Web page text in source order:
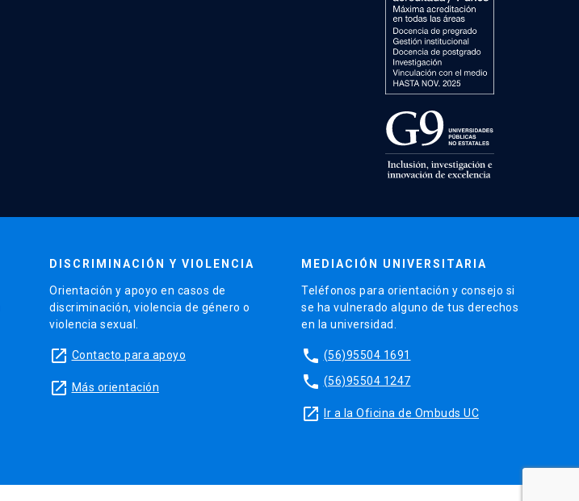
DISCRIMINACIÓN Y VIOLENCIA
Orientación y apoyo en casos de
discriminación, violencia de género o
violencia sexual.
launch Contacto para apoyo
launch Más orientación
MEDIACIÓN UNIVERSITARIA
Teléfonos para orientación y consejo si
se ha vulnerado alguno de tus derechos
en la universidad.
phone (56)95504 1691
phone (56)95504 1247
launch Ir a la Oficina de Ombuds UC